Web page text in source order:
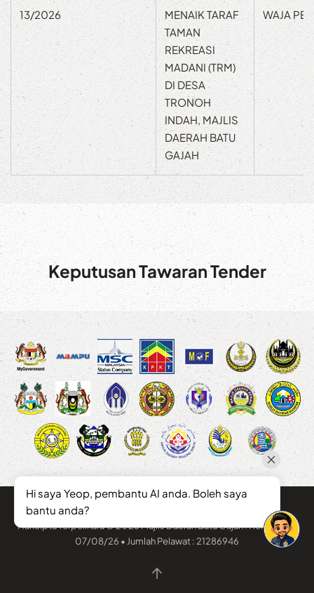
13/2026
MENAIK TARAF
TAMAN
REKREASI
MADANI (TRM)
DI DESA
TRONOH
INDAH, MAJLIS
DAERAH BATU
GAJAH
WAJA
Keputusan Tawaran Tender
Hakcipta Terpelihara © 2026 Majlis Daerah Batu Gajah . Kemaskini :
07/08/26 • Jumlah Pelawat : 21286946
Hi saya Yeop, pembantu AI anda. Boleh saya
bantu anda?